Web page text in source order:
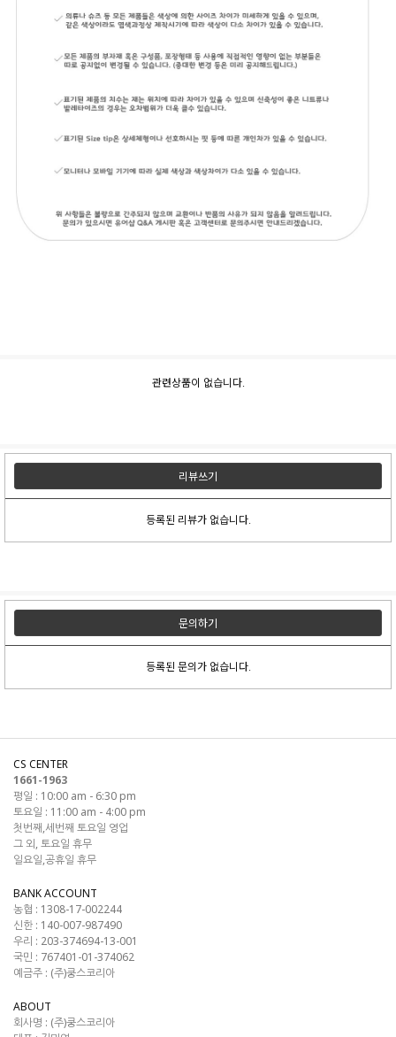
관련상품이 없습니다.
리뷰쓰기
등록된 리뷰가 없습니다.
문의하기
등록된 문의가 없습니다.
CS CENTER
1661-1963
평일 : 10:00 am - 6:30 pm
토요일 : 11:00 am - 4:00 pm
첫번째,세번째 토요일 영업
그 외, 토요일 휴무
일요일,공휴일 휴무
BANK ACCOUNT
농협 : 1308-17-002244
신한 : 140-007-987490
우리 : 203-374694-13-001
국민 : 767401-01-374062
예금주 : (주)쿵스코리아
ABOUT
회사명 : (주)쿵스코리아